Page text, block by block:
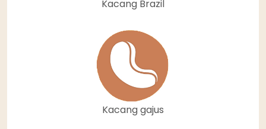
Kacang Brazil
Kacang gajus